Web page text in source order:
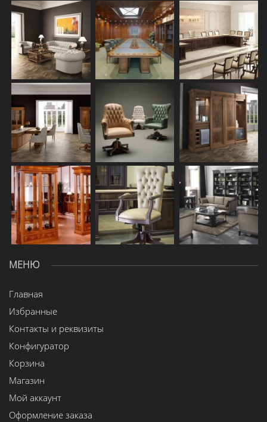
МЕНЮ
Главная
Избранные
Контакты и реквизиты
Конфигуратор
Корзина
Магазин
Мой аккаунт
Оформление заказа